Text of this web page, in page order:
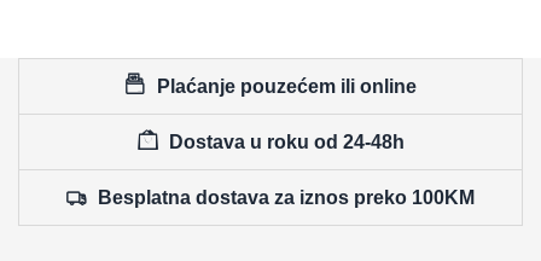
Plaćanje pouzećem ili online
Dostava u roku od 24-48h
Besplatna dostava za iznos preko 100KM